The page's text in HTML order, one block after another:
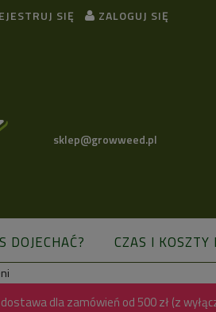
SIĘ ZALOGUJ SIĘ
sklep@growweed.pl
DOJECHAĆ? CZAS I KOSZTY
BLOG
dla zamówień od 500 zł (z